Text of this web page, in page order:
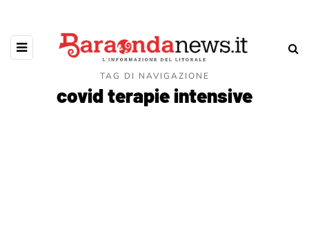
TAG DI NAVIGAZIONE
covid terapie intensive